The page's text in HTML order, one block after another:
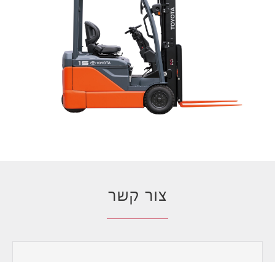
צור קשר